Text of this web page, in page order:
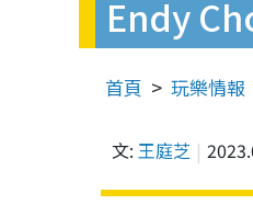
Endy
首頁 玩樂情報
文: 王庭芝